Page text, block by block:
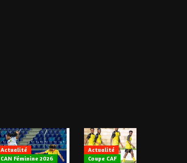
Actualité
CAN Féminine 2026
Actualité
Coupe CAF